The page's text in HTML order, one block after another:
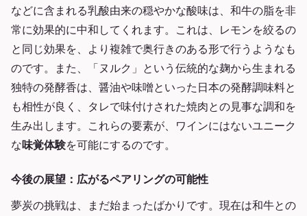
などに含まれる乳酸由来の穏やかな酸味は、和牛の脂を非
常に効果的に中和してくれます。これは、レモンを絞るの
と同じ効果を、より複雑で奥行きのある形で行うようなも
のです。また、「ヌルク」という伝統的な麹から生まれる
独特の発酵香は、醤油や味噌といった日本の発酵調味料と
も相性が良く、タレで味付けされた焼肉との見事な調和を
生み出します。これらの要素が、ワインにはないユニーク
な味覚体験を可能にするのです。
今後の展望：広がるペアリングの可能性
夢炭の挑戦は、まだ始まったばかりです。現在は和牛との